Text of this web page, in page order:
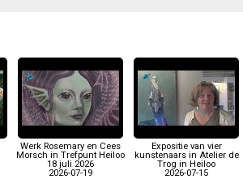
Werk Rosemary en Cees
Morsch in Trefpunt Heiloo
18 juli 2026
2026-07-19
Expositie van vier
kunstenaars in Atelier de
Trog in Heiloo
2026-07-15